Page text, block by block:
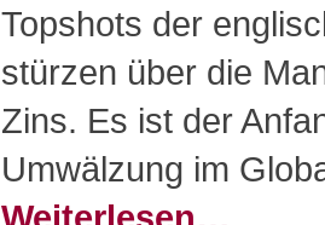
Topshots der
stürzen über die
Zins. Es ist der
Umwälzung im